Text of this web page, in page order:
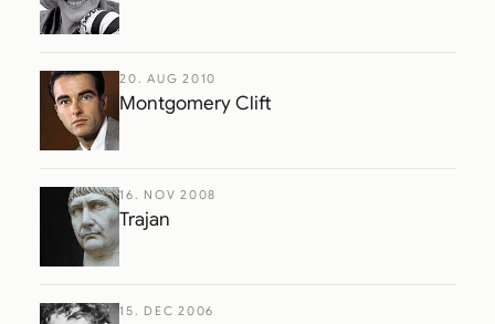
20. AUG 2010
Montgomery Clift
16. NOV 2008
Trajan
15. DEC 2006